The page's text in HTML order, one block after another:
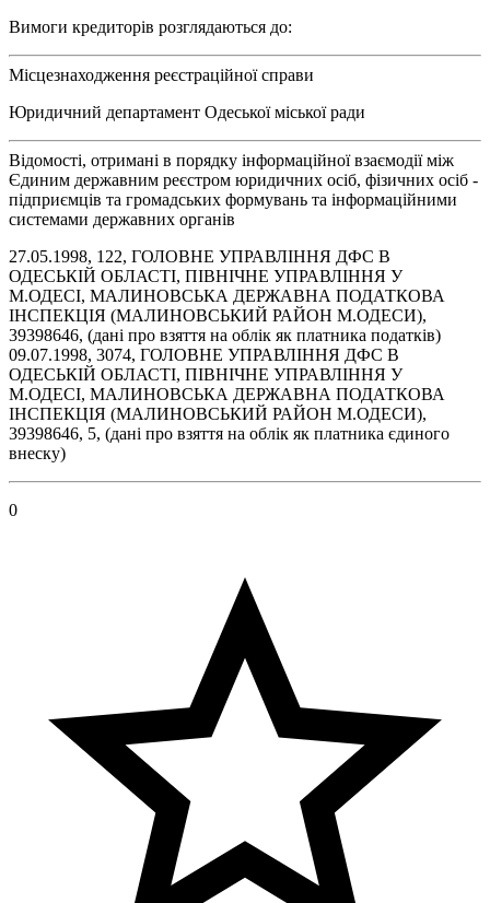
Вимоги кредиторів розглядаються до:
Місцезнаходження реєстраційної справи
Юридичний департамент Одеської міської ради
Відомості, отримані в порядку інформаційної взаємодії між
Єдиним державним реєстром юридичних осіб, фізичних осіб -
підприємців та громадських формувань та інформаційними
системами державних органів
27.05.1998, 122, ГОЛОВНЕ УПРАВЛІННЯ ДФС В
ОДЕСЬКІЙ ОБЛАСТІ, ПІВНІЧНЕ УПРАВЛІННЯ У
М.ОДЕСІ, МАЛИНОВСЬКА ДЕРЖАВНА ПОДАТКОВА
ІНСПЕКЦІЯ (МАЛИНОВСЬКИЙ РАЙОН М.ОДЕСИ),
39398646, (дані про взяття на облік як платника податків)
09.07.1998, 3074, ГОЛОВНЕ УПРАВЛІННЯ ДФС В
ОДЕСЬКІЙ ОБЛАСТІ, ПІВНІЧНЕ УПРАВЛІННЯ У
М.ОДЕСІ, МАЛИНОВСЬКА ДЕРЖАВНА ПОДАТКОВА
ІНСПЕКЦІЯ (МАЛИНОВСЬКИЙ РАЙОН М.ОДЕСИ),
39398646, 5, (дані про взяття на облік як платника єдиного
внеску)
0